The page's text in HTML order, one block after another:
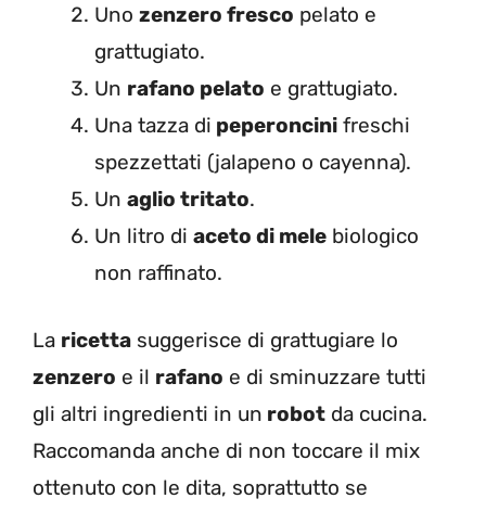
Uno zenzero fresco pelato e
grattugiato.
Un rafano pelato e grattugiato.
Una tazza di peperoncini freschi
spezzettati (jalapeno o cayenna).
Un aglio tritato.
Un litro di aceto di mele biologico
non raffinato.
La ricetta suggerisce di grattugiare lo
zenzero e il rafano e di sminuzzare tutti
gli altri ingredienti in un robot da cucina.
Raccomanda anche di non toccare il mix
ottenuto con le dita, soprattutto se